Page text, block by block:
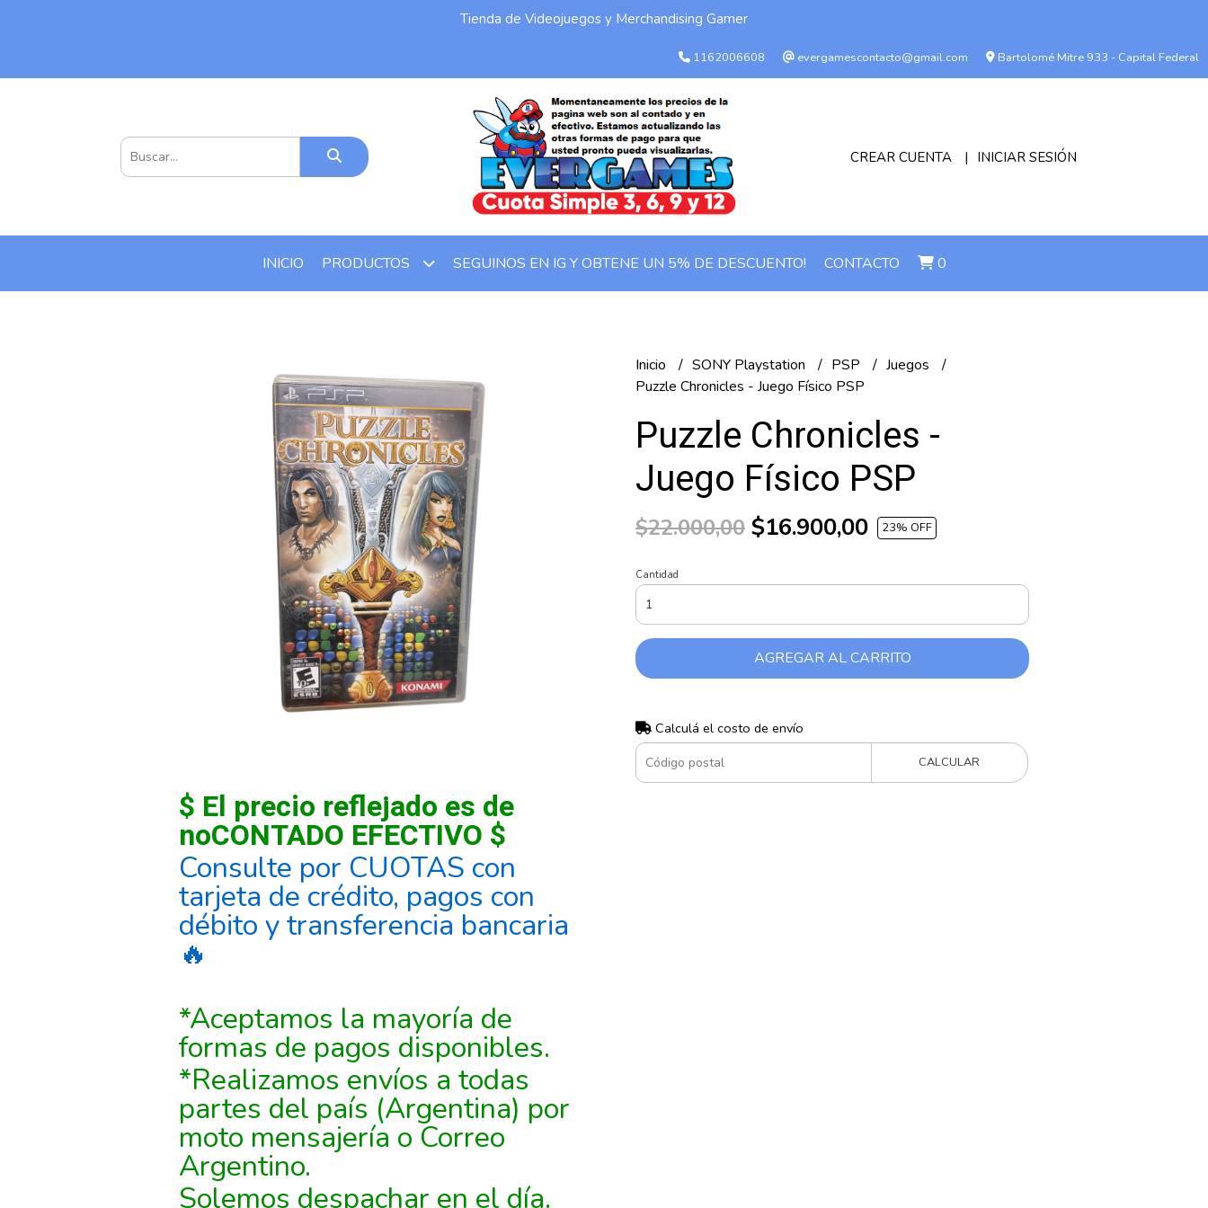
Tienda de Videojuegos y Merchandising Gamer
1162006608 evergamescontacto@gmail.com Bartolomé Mitre 933 - Capital Federal
CREAR CUENTA INICIAR SESIÓN
INICIO PRODUCTOS SEGUINOS EN IG Y OBTENE UN 5% DE DESCUENTO! CONTACTO 0
$ El precio reflejado es de
noCONTADO EFECTIVO $
Consulte por CUOTAS con
tarjeta de crédito, pagos con
débito y transferencia bancaria
🔥
*Aceptamos la mayoría de
formas de pagos disponibles.
*Realizamos envíos a todas
partes del país (Argentina) por
moto mensajería o Correo
Argentino.
Solemos despachar en el día.
Inicio SONY Playstation PSP
Juegos
Puzzle Chronicles - Juego Físico PSP
Puzzle Chronicles -
Juego Físico PSP
$22.000,00 $16.900,00 23% OFF
Cantidad
AGREGAR AL CARRITO
Calculá el costo de envío
CALCULAR